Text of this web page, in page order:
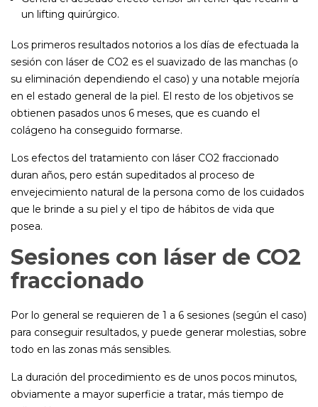
un lifting quirúrgico.
Los primeros resultados notorios a los días de efectuada la
sesión con láser de CO2 es el suavizado de las manchas (o
su eliminación dependiendo el caso) y una notable mejoría
en el estado general de la piel. El resto de los objetivos se
obtienen pasados unos 6 meses, que es cuando el
colágeno ha conseguido formarse.
Los efectos del tratamiento con láser CO2 fraccionado
duran años, pero están supeditados al proceso de
envejecimiento natural de la persona como de los cuidados
que le brinde a su piel y el tipo de hábitos de vida que
posea.
Sesiones con láser de CO2
fraccionado
Por lo general se requieren de 1 a 6 sesiones (según el caso)
para conseguir resultados, y puede generar molestias, sobre
todo en las zonas más sensibles.
La duración del procedimiento es de unos pocos minutos,
obviamente a mayor superficie a tratar, más tiempo de